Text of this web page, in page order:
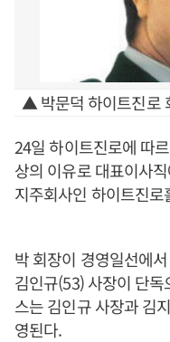
▲ 박문덕 하이트진로
24일 하이트진로에 따
상의 이유로 대표이사
지주회사인 하이트진
박 회장이 경영일선에
김인규(53) 사장이 단
스는 김인규 사장과 김
영된다.